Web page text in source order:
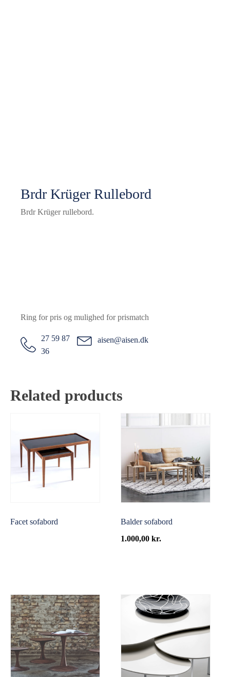
Brdr Krüger Rullebord
Brdr Krüger rullebord.
Ring for pris og mulighed for prismatch
27 59 87
36
aisen@aisen.dk
Related products
Facet sofabord
Balder sofabord
1.000,00kr.